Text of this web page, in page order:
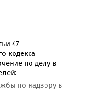
47
кодекса
по делу в
по надзору в